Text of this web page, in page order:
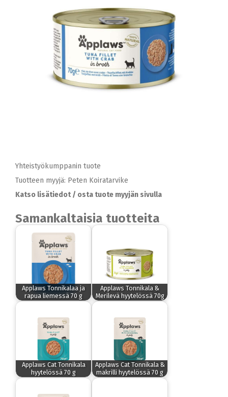
Yhteistyökumppanin tuote
Tuotteen myyjä: Peten Koiratarvike
Katso lisätiedot / osta tuote myyjän sivulla
Samankaltaisia tuotteita
Applaws Tonnikalaa ja
rapua liemessä 70 g
Applaws Tonnikala &
Merilevä hyytelössä 70g
Applaws Cat Tonnikala
hyytelössä 70 g
Applaws Cat Tonnikala &
makrilli hyytelössä 70 g